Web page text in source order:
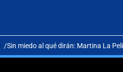
Sin miedo al qué dirán: Martina La